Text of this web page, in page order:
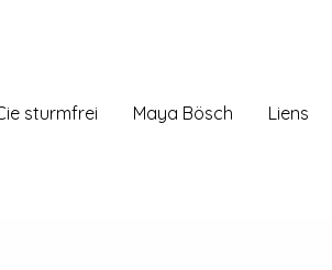
sturmfrei Maya Bösch Liens